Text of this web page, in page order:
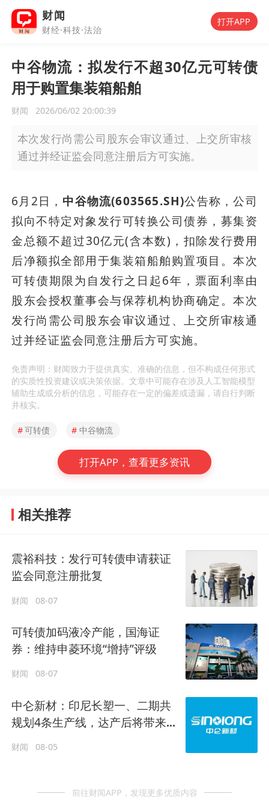
财闻
财经·科技·法治
打开APP
中谷物流：拟发行不超30亿元可转债
用于购置集装箱船舶
财闻 2026/06/02 20:00:39
本次发行尚需公司股东会审议通过、上交所审核
通过并经证监会同意注册后方可实施。
6月2日， 中谷物流(603565.SH)公告称，公司
拟向不特定对象发行可转换公司债券，募集资
金总额不超过30亿元(含本数)，扣除发行费用
后净额拟全部用于集装箱船舶购置项目。本次
可转债期限为自发行之日起6年，票面利率由
股东会授权董事会与保荐机构协商确定。本次
发行尚需公司股东会审议通过、上交所审核通
过并经证监会同意注册后方可实施。
免责声明：财闻致力于提供真实、准确的信息，但不构成任何形式
的实质性投资建议或决策依据。文章中可能存在涉及人工智能模型
辅助生成或分析的信息，可能存在一定的偏差或遗漏，请自行判断
并核实。
#可转债 # 中谷物流
打开APP，查看更多资讯
相关推荐
震裕科技：发行可转债申请获证
监会同意注册批复
财闻 08-07
可转债加码液冷产能，国海证
券：维持申菱环境“增持”评级
财闻 08-07
中仑新材：印尼长塑一、二期共
规划4条生产线，达产后将带来9
财闻 08-05
前往财闻APP，发现更多优质内容